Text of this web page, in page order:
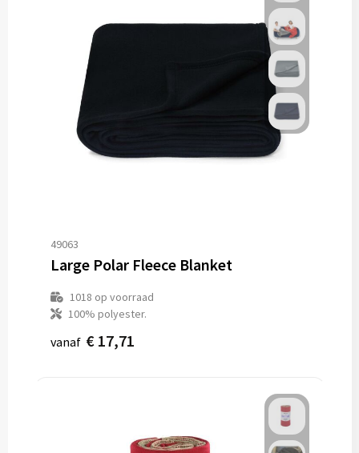
49063
Large Polar Fleece Blanket
1018 op voorraad
100% polyester.
vanaf € 17,71